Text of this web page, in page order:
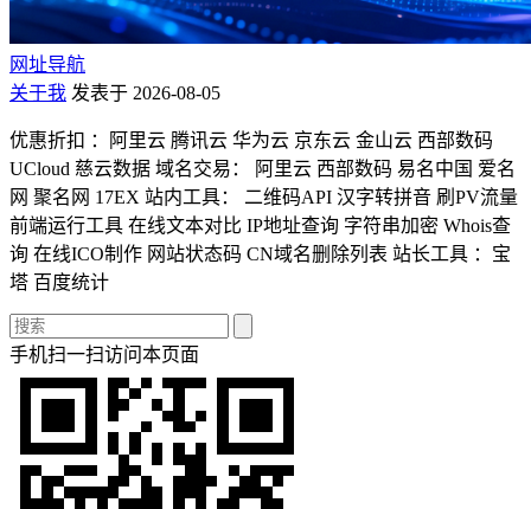
网址导航
关于我 发表于 2026-08-05
优惠折扣 ：阿里云 腾讯云 华为云 京东云 金山云 西部数码
UCloud 慈云数据 域名交易： 阿里云 西部数码 易名中国 爱名
网 聚名网 17EX 站内工具： 二维码API 汉字转拼音 刷PV流量
前端运行工具 在线文本对比 IP地址查询 字符串加密 Whois查
询 在线ICO制作 网站状态码 CN域名删除列表 站长工具 ：宝
塔 百度统计
手机扫一扫访问本页面